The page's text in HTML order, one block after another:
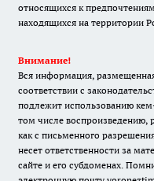
относящихся к
находящихся на территории
Внимание!
Вся информация,
соответствии с
подлежит использованию
том числе воспроизведению,
как с письменного
несет ответственности за
сайте и его субдоменах.